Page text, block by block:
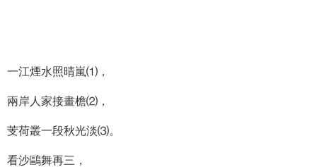
一江煙水照晴嵐⑴，
兩岸人家接畫檐⑵，
芰荷叢一段秋光淡⑶。
看沙鷗舞再三，